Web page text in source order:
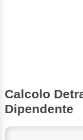
Calcolo
Dipendente